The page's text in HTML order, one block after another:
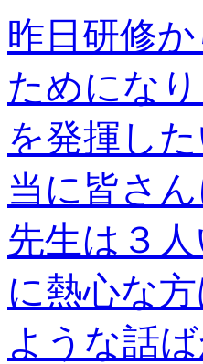
昨日研修
ためにな
を発揮し
当に皆さ
先生は３
に熱心な
ような話